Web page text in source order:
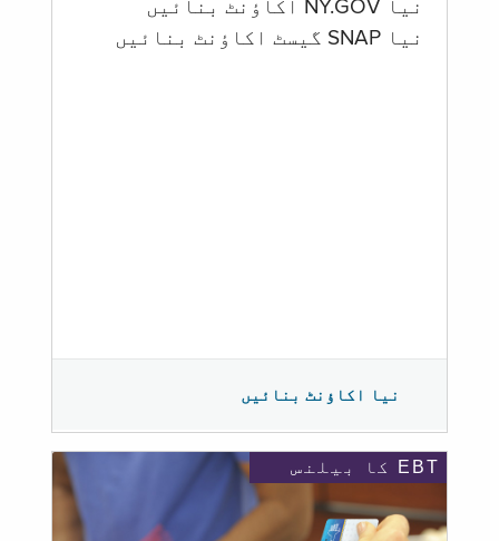
نیا NY.GOV اکاؤنٹ بنائیں
نیا SNAP گیسٹ اکاؤنٹ بنائیں
نیا اکاؤنٹ بنائیں
EBT کا بیلنس